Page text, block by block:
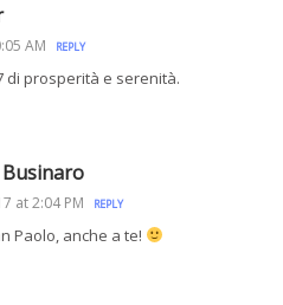
AM REPLY
di prosperità e serenità.
at 2:04 PM REPLY
Paolo, anche a te!